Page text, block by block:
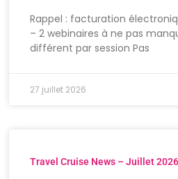
Rappel : facturation
– 2 webinaires à ne pas
différent par session Pas
27 juillet 2026
Travel Cruise News – Juillet 2026